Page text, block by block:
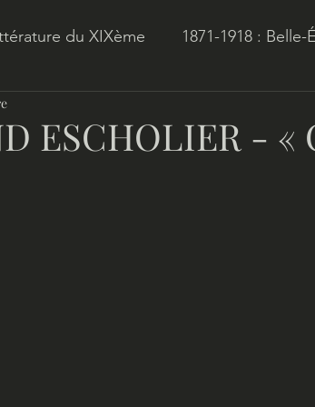
du XIXème 1871-1918 : Belle-
ESCHOLIER -
5.